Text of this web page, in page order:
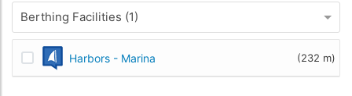
Berthing Facilities (1)
Harbors - Marina (232 m)